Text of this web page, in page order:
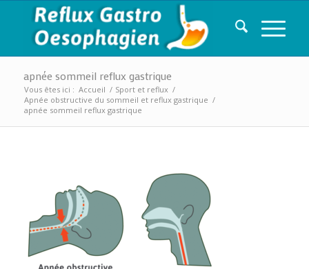
apnée sommeil reflux gastrique
Vous êtes ici : Accueil / Sport et reflux /
Apnée obstructive du sommeil et reflux gastrique /
apnée sommeil reflux gastrique